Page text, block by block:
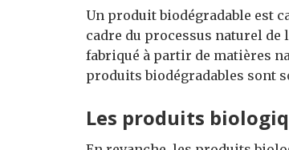
Un produit biodégradable est
cadre du processus naturel de
fabriqué à partir de matières
produits biodégradables sont
Les produits